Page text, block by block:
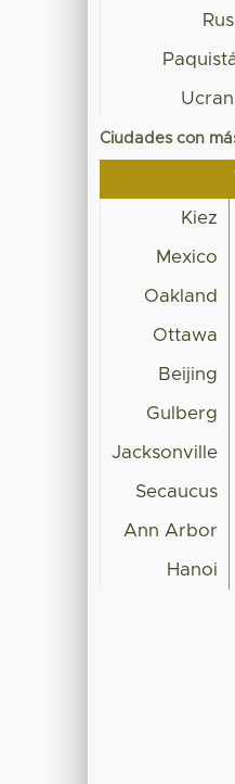
Ciudades con
Kiez
Mexico
Oakland
Ottawa
Beijing
Gulberg
Jacksonville
Secaucus
Ann Arbor
Hanoi